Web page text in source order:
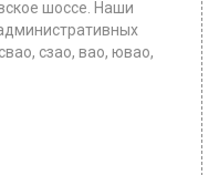
шоссе. Наши
сзао, вао, ювао,